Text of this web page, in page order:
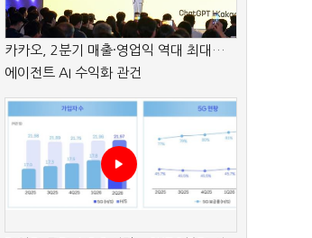
카카오, 2분기 매출·영업익 역대 최대…
에이전트 AI 수익화 관건